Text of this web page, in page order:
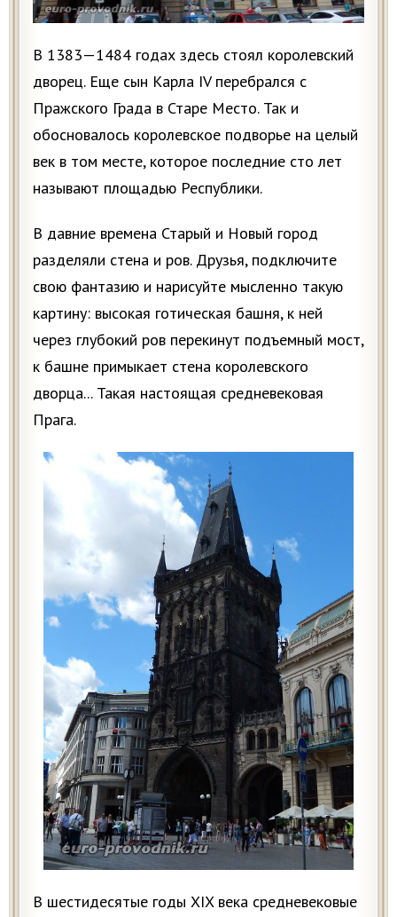
В 1383—1484 годах здесь стоял королевский
дворец. Еще сын Карла IV перебрался с
Пражского Града в Старе Место. Так и
обосновалось королевское подворье на целый
век в том месте, которое последние сто лет
называют площадью Республики.
В давние времена Старый и Новый город
разделяли стена и ров. Друзья, подключите
свою фантазию и нарисуйте мысленно такую
картину: высокая готическая башня, к ней
через глубокий ров перекинут подъемный мост,
к башне примыкает стена королевского
дворца... Такая настоящая средневековая
Прага.
В шестидесятые годы XIX века средневековые